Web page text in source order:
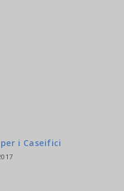
i Caseifici